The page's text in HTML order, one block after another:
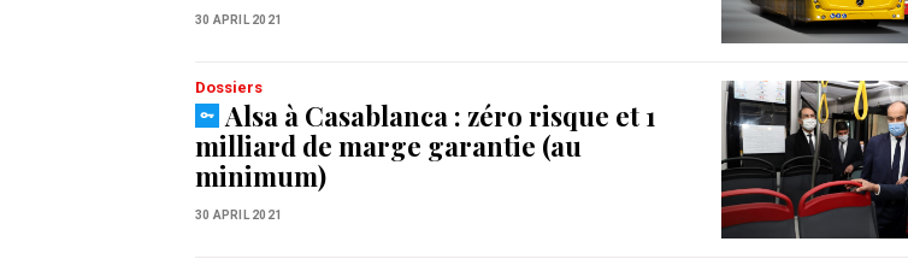
30 APRIL 2021
Dossiers
Alsa à Casablanca : zéro risque et 1
milliard de marge garantie (au
minimum)
30 APRIL 2021